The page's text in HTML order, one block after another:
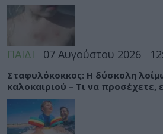
ΠΑΙΔΙ 07 Αυγούστου 2026
Σταφυλόκοκκος: Η δύσκολη
καλοκαιριού – Τι να προσέχετε,